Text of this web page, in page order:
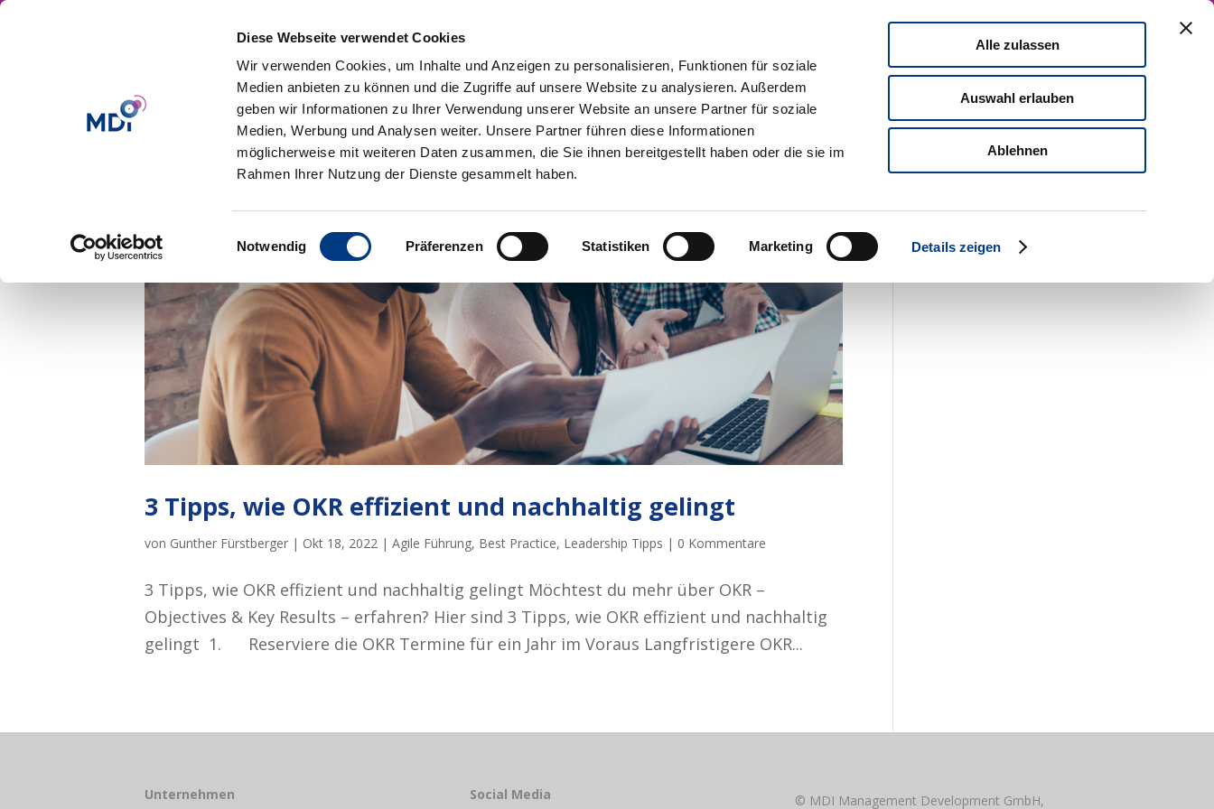
Diese Webseite verwendet Cookies
Wir verwenden Cookies, um Inhalte und Anzeigen zu personalisieren, Funktionen für soziale
Medien anbieten zu können und die Zugriffe auf unsere Website zu analysieren. Außerdem
geben wir Informationen zu Ihrer Verwendung unserer Website an unsere Partner für soziale
Medien, Werbung und Analysen weiter. Unsere Partner führen diese Informationen
möglicherweise mit weiteren Daten zusammen, die Sie ihnen bereitgestellt haben oder die sie im
Rahmen Ihrer Nutzung der Dienste gesammelt haben.
Einwilligungsauswahl
Notwendig Präferenzen Statistiken Marketing Details zeigen
Alle zulassen
Auswahl erlauben
Ablehnen
Agile Führung Laterale Führung Leadership Impact Führungskräfteentwicklung
3 Tipps, wie OKR effizient und nachhaltig gelingt
von Gunther Fürstberger | Okt 18, 2022 | Agile Führung, Best Practice, Leadership Tipps | 0 Kommentare
3 Tipps, wie OKR effizient und nachhaltig gelingt Möchtest du mehr über OKR –
Objectives & Key Results – erfahren? Hier sind 3 Tipps, wie OKR effizient und nachhaltig
gelingt 1. Reserviere die OKR Termine für ein Jahr im Voraus Langfristigere OKR...
Unternehmen Social Media © MDI Management Development GmbH,